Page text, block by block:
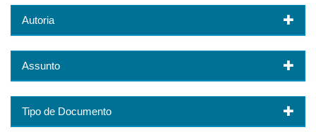
Autoria
Assunto
Tipo de Documento